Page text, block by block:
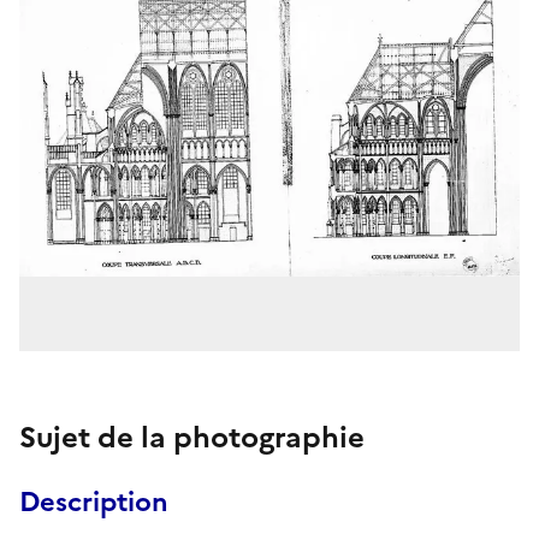
Sujet de la photographie
Description